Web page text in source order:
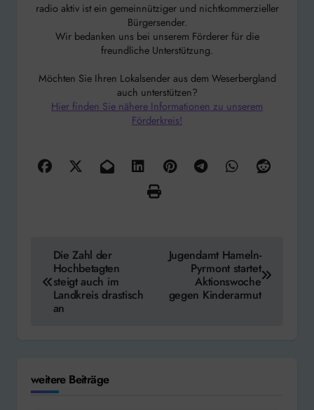
radio aktiv ist ein gemeinnütziger und nichtkommerzieller
Bürgersender.
Wir bedanken uns bei unserem Förderer für die
freundliche Unterstützung.
Möchten Sie Ihren Lokalsender aus dem Weserbergland
auch unterstützen?
Hier finden Sie nähere Informationen zu unserem
Förderkreis!
Beitragsnavigation
Die Zahl der
Hochbetagten
steigt auch im
Landkreis drastisch
an
Jugendamt Hameln-
Pyrmont startet
Aktionswoche
gegen Kinderarmut
weitere Beiträge